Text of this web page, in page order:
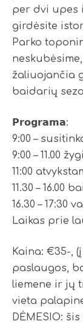
per dvi upes
girdėsite
Parko
žaliuojančia
baidarių
𝗣𝗿𝗼𝗴𝗿𝗮𝗺𝗮:
9:00 –
9:00 – 11.00
11:00
11.30 – 16.00
16.30 – 17:30
Laikas prie
Kaina: €35-,
paslaugos,
liemene ir jų
vieta
DĖMESIO: